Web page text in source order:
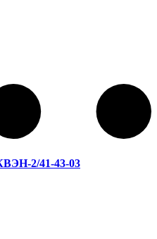
2/41-43-03